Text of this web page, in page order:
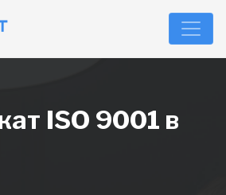
ISO 9001 в